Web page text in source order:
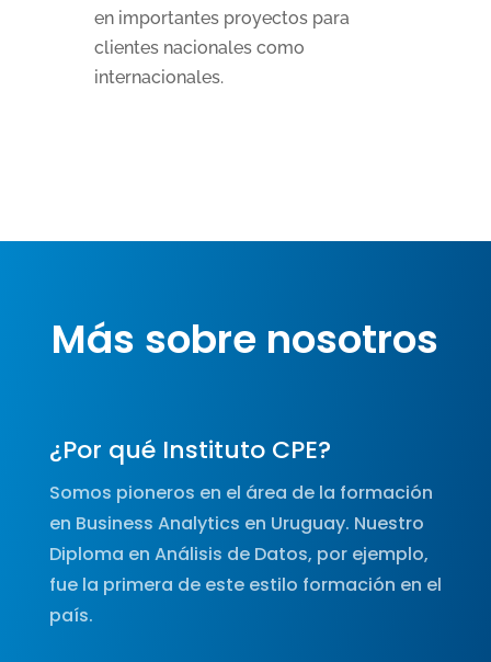
en importantes proyectos para
clientes nacionales como
internacionales.
Más sobre nosotros
¿Por qué Instituto CPE?
Somos pioneros en el área de la formación
en Business Analytics en Uruguay. Nuestro
Diploma en Análisis de Datos, por ejemplo,
fue la primera de este estilo formación en el
país.